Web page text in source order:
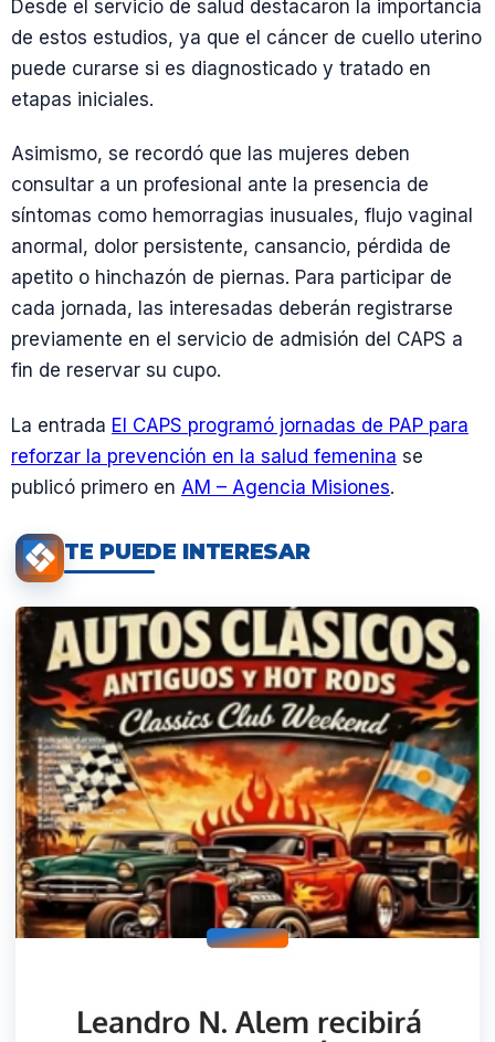
Desde el servicio de salud destacaron la importancia
de estos estudios, ya que el cáncer de cuello uterino
puede curarse si es diagnosticado y tratado en
etapas iniciales.
Asimismo, se recordó que las mujeres deben
consultar a un profesional ante la presencia de
síntomas como hemorragias inusuales, flujo vaginal
anormal, dolor persistente, cansancio, pérdida de
apetito o hinchazón de piernas. Para participar de
cada jornada, las interesadas deberán registrarse
previamente en el servicio de admisión del CAPS a
fin de reservar su cupo.
La entrada El CAPS programó jornadas de PAP para
reforzar la prevención en la salud femenina se
publicó primero en AM – Agencia Misiones.
TE PUEDE INTERESAR